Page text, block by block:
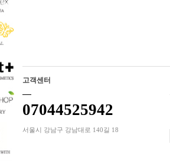
고객센터
07044525942
서울시 강남구 강남대로 140길 18